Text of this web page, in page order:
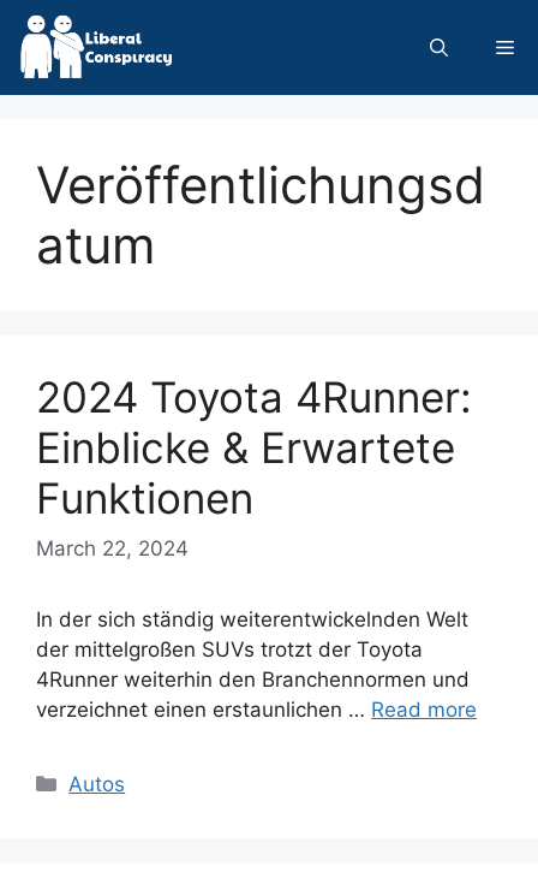
Skip
content
Veröffentlichungsd
atum
2024 Toyota 4Runner:
Einblicke & Erwartete
Funktionen
March 22, 2024
In der sich ständig weiterentwickelnden Welt
der mittelgroßen SUVs trotzt der Toyota
4Runner weiterhin den Branchennormen und
verzeichnet einen erstaunlichen … Read more
Categories
Autos